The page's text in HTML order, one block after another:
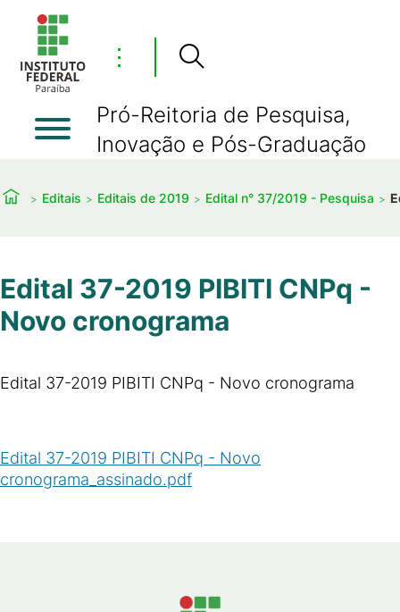
⋮
Pró-Reitoria de Pesquisa,
Inovação e Pós-Graduação
Editais Editais de 2019 Edital n° 37/2019 - Pesquisa
Edital 37-2019 PIBITI CNPq -
Novo cronograma
Edital 37-2019 PIBITI CNPq - Novo cronograma
Edital 37-2019 PIBITI CNPq - Novo
cronograma_assinado.pdf